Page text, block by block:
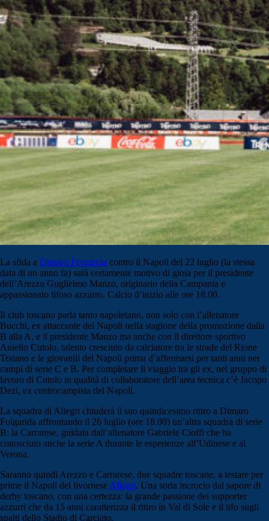
La sfida a Dimaro Folgarida contro il Napoli del 22 luglio (la stessa
data di un anno fa) sarà certamente motivo di gioia per il presidente
dell’Arezzo Guglielmo Manzo, originario della Campania e
appassionato tifoso azzurro. Calcio d’inizio alle ore 18.00.
Il club toscano parla tanto napoletano, non solo con l’allenatore
Bucchi, ex attaccante del Napoli nella stagione della promozione dalla
B alla A, e il presidente Manzo ma anche con il direttore sportivo
Aniello Cutolo, talento cresciuto da calciatore tra le strade del Rione
Traiano e le giovanili del Napoli prima d’affermarsi per tanti anni nei
campi di serie C e B. Per completare il viaggio tra gli ex, nel gruppo di
lavoro di Cutolo in qualità di collaboratore dell’area tecnica c’è Jacopo
Dezi, ex centrocampista del Napoli.
La squadra di Allegri chiuderà il suo quindicesimo ritiro a Dimaro
Folgarida affrontando il 26 luglio (ore 18.00) un’altra squadra di serie
B: la Carrarese, guidata dall’allenatore Gabriele Cioffi che ha
conosciuto anche la serie A durante le esperienze all’Udinese e al
Verona.
Saranno quindi Arezzo e Carrarese, due squadre toscane, a testare per
prime il Napoli del livornese Allegri. Una sorta incrocio dal sapore di
derby toscano, con una certezza: la grande passione dei supporter
azzurri che da 15 anni caratterizza il ritiro in Val di Sole e il tifo sugli
spalti dello Stadio di Carciato.